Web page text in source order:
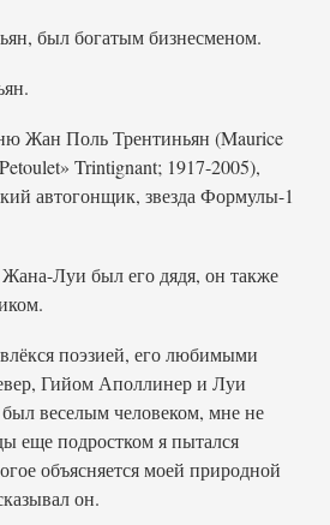
был богатым бизнесменом.
Жан Поль Трентиньян (Maurice
Trintignant; 1917-2005),
автогонщик, звезда Формулы-1
Луи был его дядя, он также
поэзией, его любимыми
Гийом Аполлинер и Луи
веселым человеком, мне не
еще подростком я пытался
объясняется моей природной
он.